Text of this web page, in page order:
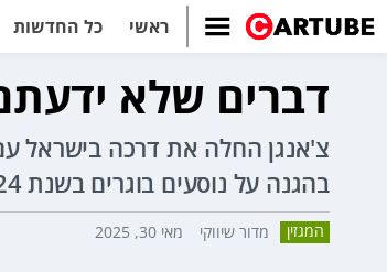
ראשי כל החדשות
דברים שלא
בהגנה על נוסעים בוגרים בשנת 2024 במבחן של NCAP.
המגזין מדור שיווקי מאי 30, 2025